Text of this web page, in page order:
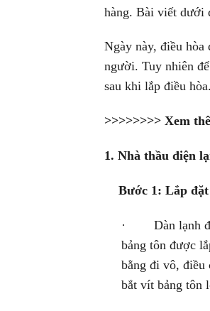
hàng. Bài viết dưới
Ngày này, điều
người. Tuy nhiên
sau khi lắp điều hòa.
>>>>>>>> Xem
1. Nhà thầu điện
Bước 1: Lắp
· Dàn lạnh
bảng tôn được
bằng đi vô, điều
bắt vít bảng tôn